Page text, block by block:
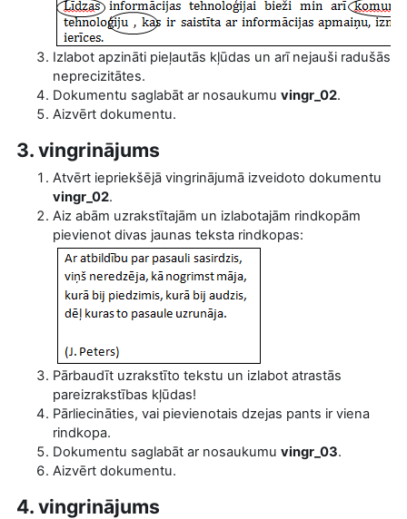
Izlabot apzināti pieļautās kļūdas un arī nejauši radušās
neprecizitātes.
Dokumentu saglabāt ar nosaukumu vingr_02.
Aizvērt dokumentu.
3. vingrinājums
Atvērt iepriekšējā vingrinājumā izveidoto dokumentu
vingr_02.
Aiz abām uzrakstītajām un izlabotajām rindkopām
pievienot divas jaunas teksta rindkopas:
Pārbaudīt uzrakstīto tekstu un izlabot atrastās
pareizrakstības kļūdas!
Pārliecināties, vai pievienotais dzejas pants ir viena
rindkopa.
Dokumentu saglabāt ar nosaukumu vingr_03.
Aizvērt dokumentu.
4. vingrinājums